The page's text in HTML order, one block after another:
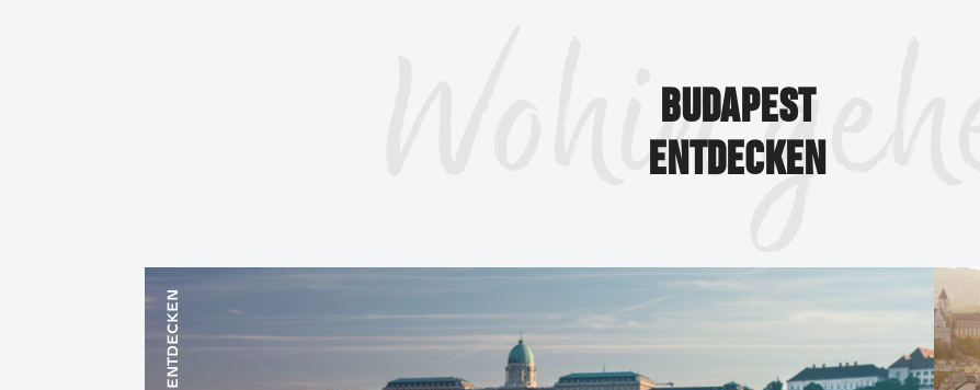
Wohin gehen
BUDAPEST
ENTDECKEN
ENTDECKEN